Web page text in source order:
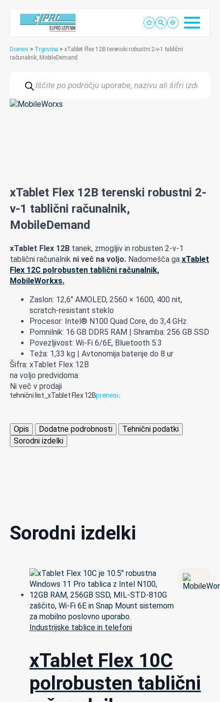
Domov > Trgovina > xTablet Flex 12B terenski robustni 2-v-1 tablični
računalnik, MobileDemand
search
xTablet Flex 12B terenski robustni 2-
v-1 tablični računalnik,
MobileDemand
xTablet Flex 12B tanek, zmogljiv in robusten 2-v-1
tablični računalnik ni več na voljo. Nadomešča ga xTablet
Flex 12C polrobusten tablični računalnik,
MobileWorkxs.
Zaslon: 12,6″ AMOLED, 2560 × 1600, 400 nit,
scratch-resistant steklo
Procesor: Intel® N100 Quad Core, do 3,4 GHz
Pomnilnik: 16 GB DDR5 RAM | Shramba: 256 GB SSD
Povezljivost: Wi-Fi 6/6E, Bluetooth 5.3
Teža: 1,33 kg | Avtonomija baterije do 8 ur
Šifra: xTablet Flex 12B
na voljo predvidoma:
Ni več v prodaji
tehnični list_xTablet Flex 12Bprenesi↓
Opis Dodatne podrobnosti
Tehnični podatki
Sorodni izdelki
Sorodni izdelki
Industrijske tablice in telefoni
xTablet Flex 10C
polrobusten tablični